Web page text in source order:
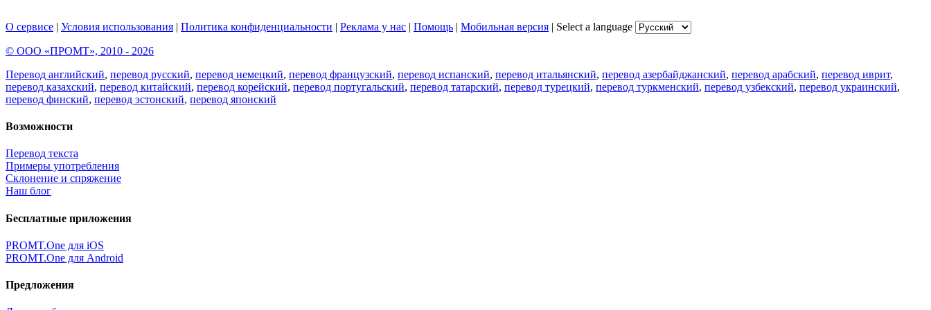
О сервисе | Условия использования | Политика конфиденциальности | Реклама у нас | Помощь | Мобильная версия | Select a language
© ООО «ПРОМТ», 2010 - 2026
Перевод английский, перевод русский, перевод немецкий, перевод французский, перевод испанский, перевод итальянский, перевод азербайджанский, перевод арабский, перевод иврит,
перевод казахский, перевод китайский, перевод корейский, перевод португальский, перевод татарский, перевод турецкий, перевод туркменский, перевод узбекский, перевод украинский,
перевод финский, перевод эстонский, перевод японский
Возможности
Перевод текста
Примеры употребления
Склонение и спряжение
Наш блог
Бесплатные приложения
PROMT.One для iOS
PROMT.One для Android
Предложения